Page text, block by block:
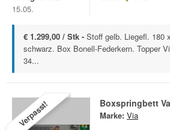
15.05.
€ 1.299,00 / Stk - Stoff gelb. Liegefl. 180
schwarz. Box Bonell-Federkern. Topper
34...
Verpasst! Boxspringbett
Marke: Via